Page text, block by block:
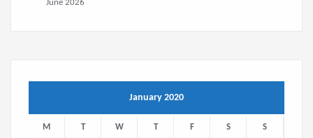
June 2026
January 2020
M T W T F S S